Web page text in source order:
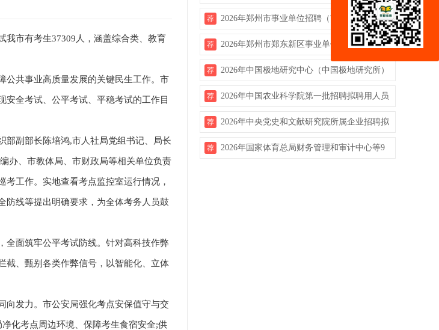
我市有考生37309人，涵盖综合类、教育
公共事业高质量发展的关键民生工作。市
安全考试、公平考试、平稳考试的工作目
部副部长陈培鸿,市人社局党组书记、局长
办、市教体局、市财政局等相关单位负责
工作。实地查看考点监控室运行情况，
防线等提出明确要求，为全体考务人员鼓
全面筑牢公平考试防线。针对高科技作弊
截、甄别各类作弊信号，以智能化、立体
向发力。市公安局强化考点安保值守与交
化考点周边环境、保障考生食宿安全;供
高新区岗位计划取消公告
荐 2026年郑州市事业单位招聘（市级联考）荥阳
市岗位计划调整情况
荐 2026年郑州市郑东新区事业单位招聘（市级联
考）岗位计划取消公告
荐 2026年中国极地研究中心（中国极地研究所）
招聘工作人员（第一批）拟聘人员公示
荐 2026年中国农业科学院第一批招聘拟聘用人员
公示
荐 2026年中央党史和文献研究院所属企业招聘拟
聘用人员公示
荐 2026年国家体育总局财务管理和审计中心等9